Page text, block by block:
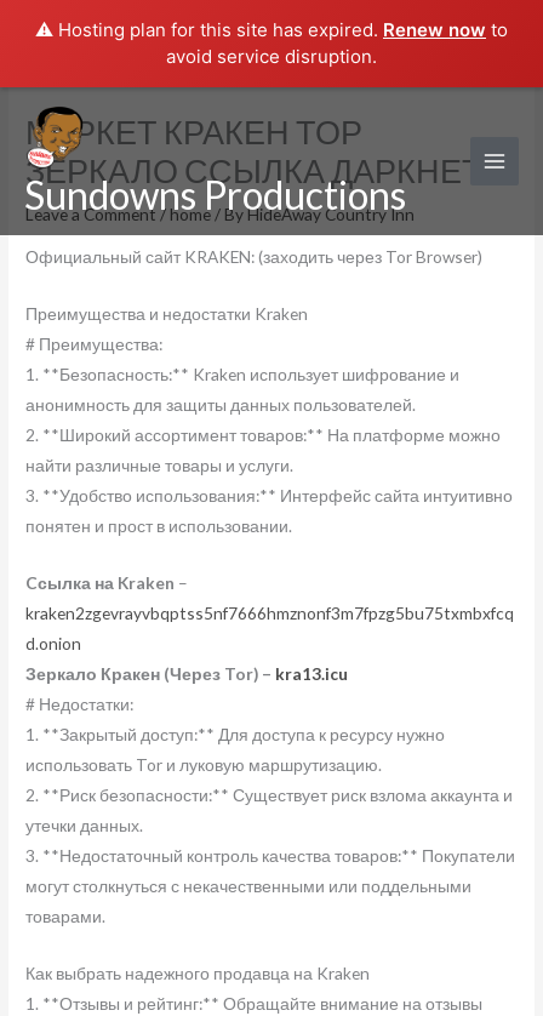
⚠️ Hosting plan for this site has expired. Renew now to
avoid service disruption.
content
Sundowns Productions
МАРКЕТ КРАКЕН ТОР
ЗЕРКАЛО ССЫЛКА ДАРКНЕТ
Leave a Comment / home / ByHideAway Country Inn
Официальный сайт KRAKEN: (заходить через Tor Browser)
Преимущества и недостатки Kraken
# Преимущества:
1. **Безопасность:** Kraken использует шифрование и
анонимность для защиты данных пользователей.
2. **Широкий ассортимент товаров:** На платформе можно
найти различные товары и услуги.
3. **Удобство использования:** Интерфейс сайта интуитивно
понятен и прост в использовании.
Cсылка на Kraken –
kraken2zgevrayvbqptss5nf7666hmznonf3m7fpzg5bu75txmbxfcq
d.onion
Зеркало Кракен (Через Tor) – kra13.icu
# Недостатки:
1. **Закрытый доступ:** Для доступа к ресурсу нужно
использовать Tor и луковую маршрутизацию.
2. **Риск безопасности:** Существует риск взлома аккаунта и
утечки данных.
3. **Недостаточный контроль качества товаров:** Покупатели
могут столкнуться с некачественными или поддельными
товарами.
Как выбрать надежного продавца на Kraken
1. **Отзывы и рейтинг:** Обращайте внимание на отзывы